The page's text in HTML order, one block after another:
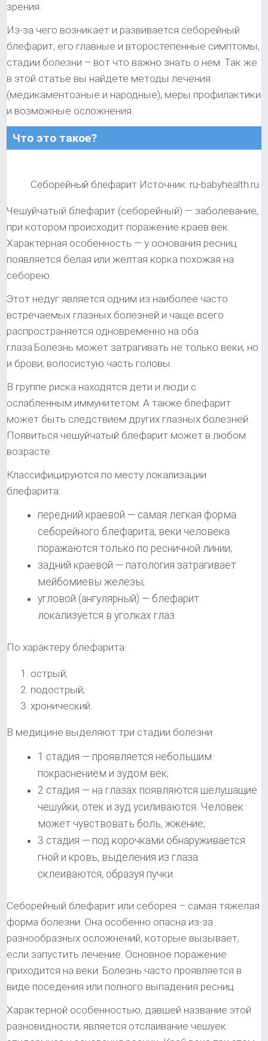
зрения.
Из-за чего возникает и развивается себорейный
блефарит, его главные и второстепенные симптомы,
стадии болезни – вот что важно знать о нем. Так же
в этой статье вы найдете методы лечения
(медикаментозные и народные), меры профилактики
и возможные осложнения.
Что это такое?
Себорейный блефарит Источник: ru-babyhealth.ru
Чешуйчатый блефарит (себорейный) — заболевание,
при котором происходит поражение краев век.
Характерная особенность — у основания ресниц
появляется белая или желтая корка похожая на
себорею.
Этот недуг является одним из наиболее часто
встречаемых глазных болезней и чаще всего
распространяется одновременно на оба
глаза.Болезнь может затрагивать не только веки, но
и брови, волосистую часть головы.
В группе риска находятся дети и люди с
ослабленным иммунитетом. А также блефарит
может быть следствием других глазных болезней.
Появиться чешуйчатый блефарит может в любом
возрасте.
Классифицируются по месту локализации
блефарита:
передний краевой — самая легкая форма
себорейного блефарита, веки человека
поражаются только по ресничной линии;
задний краевой — патология затрагивает
мейбомиевы железы;
угловой (ангулярный) — блефарит
локализуется в уголках глаз.
По характеру блефарита:
острый;
подострый;
хронический.
В медицине выделяют три стадии болезни:
1 стадия — проявляется небольшим
покраснением и зудом век;
2 стадия — на глазах появляются шелушащие
чешуйки, отек и зуд усиливаются. Человек
может чувствовать боль, жжение;
3 стадия — под корочками обнаруживается
гной и кровь, выделения из глаза
склеиваются, образуя пучки.
Себорейный блефарит или себорея – самая тяжелая
форма болезни. Она особенно опасна из-за
разнообразных осложнений, которые вызывает,
если запустить лечение. Основное поражение
приходится на веки. Болезнь часто проявляется в
виде поседения или полного выпадения ресниц.
Характерной особенностью, давшей название этой
разновидности, является отслаивание чешуек